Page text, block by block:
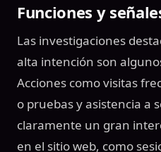
Funciones y
Las investigaciones
alta intención son
Acciones como visitas
o pruebas y asistencia a
claramente un gran
en el sitio web, como